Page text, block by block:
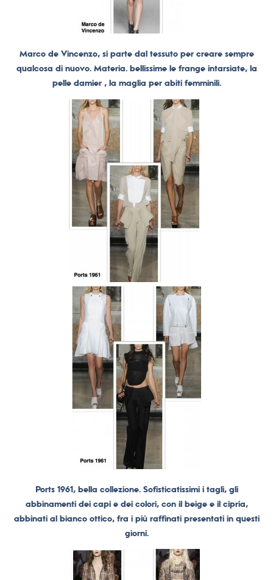
Marco de Vincenzo, si parte dal tessuto per creare sempre
qualcosa di nuovo. Materia. bellissime le frange intarsiate, la
pelle damier , la maglia per abiti femminili.
Ports 1961, bella collezione. Sofisticatissimi i tagli, gli
abbinamenti dei capi e dei colori, con il beige e il cipria,
abbinati al bianco ottico, fra i più raffinati presentati in questi
giorni.